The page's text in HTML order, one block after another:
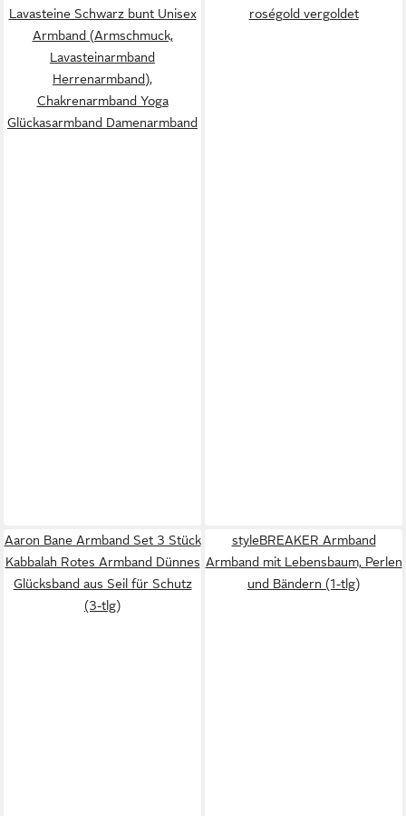
Lavasteine Schwarz bunt Unisex
Armband (Armschmuck,
Lavasteinarmband
Herrenarmband),
Chakrenarmband Yoga
Glückasarmband Damenarmband
roségold vergoldet
Aaron Bane Armband Set 3 Stück
Kabbalah Rotes Armband Dünnes
Glücksband aus Seil für Schutz
(3-tlg)
styleBREAKER Armband
Armband mit Lebensbaum, Perlen
und Bändern (1-tlg)